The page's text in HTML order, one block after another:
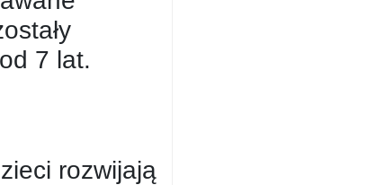
7 lat.
rozwijają